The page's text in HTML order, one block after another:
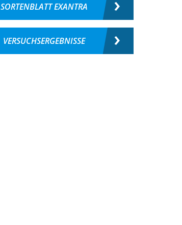
SORTENBLATT EXANTRA
VERSUCHSERGEBNISSE